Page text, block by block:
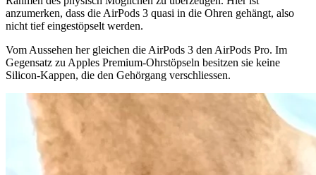
anzumerken, dass die AirPods 3 quasi in die Ohren gehängt, also
nicht tief eingestöpselt werden.
Vom Aussehen her gleichen die AirPods 3 den AirPods Pro. Im
Gegensatz zu Apples Premium-Ohrstöpseln besitzen sie keine
Silicon-Kappen, die den Gehörgang verschliessen.